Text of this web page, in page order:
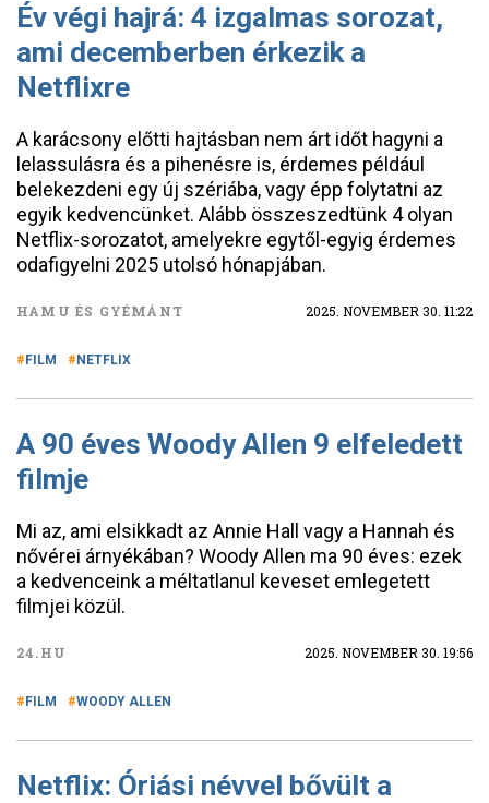
Év végi hajrá: 4 izgalmas sorozat,
ami decemberben érkezik a
Netflixre
A karácsony előtti hajtásban nem árt időt hagyni a
lelassulásra és a pihenésre is, érdemes például
belekezdeni egy új szériába, vagy épp folytatni az
egyik kedvencünket. Alább összeszedtünk 4 olyan
Netflix-sorozatot, amelyekre egytől-egyig érdemes
odafigyelni 2025 utolsó hónapjában.
HAMU ÉS GYÉMÁNT 2025. NOVEMBER 30. 11:22
FILM NETFLIX
A 90 éves Woody Allen 9 elfeledett
filmje
Mi az, ami elsikkadt az Annie Hall vagy a Hannah és
nővérei árnyékában? Woody Allen ma 90 éves: ezek
a kedvenceink a méltatlanul keveset emlegetett
filmjei közül.
24.HU 2025. NOVEMBER 30. 19:56
FILM WOODY ALLEN
Netflix: Óriási névvel bővült a